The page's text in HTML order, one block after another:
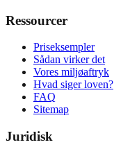
Ressourcer
Priseksempler
Sådan virker det
Vores miljøaftryk
Hvad siger loven?
FAQ
Sitemap
Juridisk